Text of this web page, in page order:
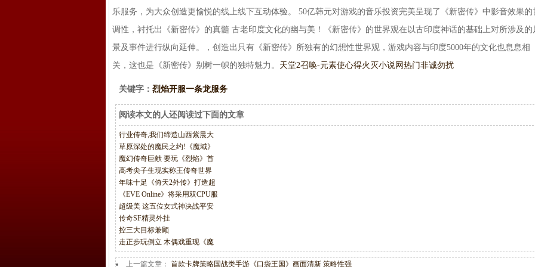
乐服务，为大众创造更愉悦的线上线下互动体验。 50亿韩元对游戏的音乐投资完美呈现了《新密传》中影音效果的
调性，衬托出《新密传》的真髓 古老印度文化的幽与美！《新密传》的世界观在以古印度神话的基础上对所涉及的
景及事件进行纵向延伸。，创造出只有《新密传》所独有的幻想性世界观，游戏内容与印度5000年的文化也息息相
关，这也是《新密传》别树一帜的独特魅力。 天堂2召唤-元素使心得火灭小说网热门非诚勿扰
关键字： 烈焰开服一条龙服务
阅读本文的人还阅读过下面的文章
行业传奇,我们缔造山西紫晨大
草原深处的魔民之约!《魔域》
魔幻传奇巨献 要玩《烈焰》首
高考尖子生现实称王传奇世界
年味十足《倚天2外传》打造超
《EVE Online》将采用双CPU服
超级美 这五位女式神决战平安
传奇SF精灵外挂
控三大目标兼顾
走正步玩倒立 木偶戏重现《魔
上一篇文章： 首款卡牌策略国战类手游《口袋王国》画面清新 策略性强